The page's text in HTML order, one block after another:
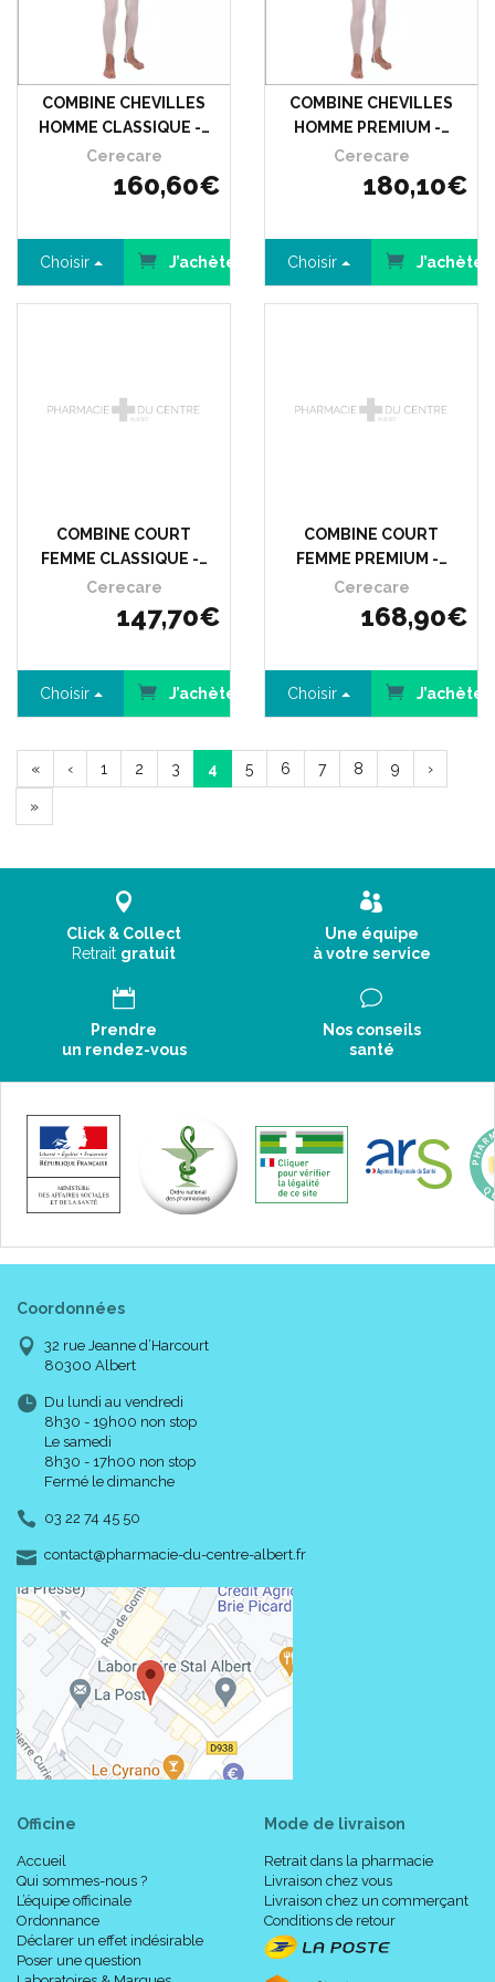
COMBINE CHEVILLES
HOMME CLASSIQUE -…
Cerecare
160,60€
Choisir J’achète
COMBINE CHEVILLES
HOMME PREMIUM -…
Cerecare
180,10€
Choisir J’achète
COMBINE COURT
FEMME CLASSIQUE -…
Cerecare
147,70€
Choisir J’achète
COMBINE COURT
FEMME PREMIUM -…
Cerecare
168,90€
Choisir J’achète
« ‹ 1 2 3 4 5 6 7 8 9 ›
»
Click & Collect
Retrait gratuit
Une équipe
à votre service
Prendre
un rendez-vous
Nos conseils
santé
Coordonnées
32 rue Jeanne d’Harcourt
80300 Albert
Du lundi au vendredi
8h30 - 19h00 non stop
Le samedi
8h30 - 17h00 non stop
Fermé le dimanche
03 22 74 45 50
contact-
@-
pharmacie-du-centre-albert.fr
Officine
Accueil
Qui sommes-nous ?
L’équipe officinale
Ordonnance
Déclarer un effet indésirable
Poser une question
Mode de livraison
Retrait dans la pharmacie
Livraison chez vous
Livraison chez un commerçant
Conditions de retour